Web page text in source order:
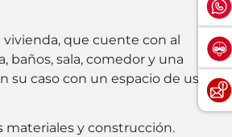
vivienda, que cuente con al
baños, sala, comedor y una
su caso con un espacio de usos
materiales y construcción.